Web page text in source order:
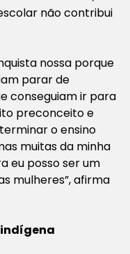
não contribui
nossa porque
parar de
conseguiam ir para
preconceito e
o ensino
muitas da minha
eu posso ser um
mulheres”, afirma